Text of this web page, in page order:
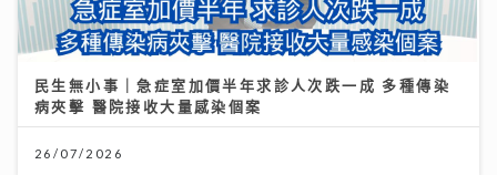
民生無小事｜急症室加價半年求診人次跌一成 多種傳染
病夾擊 醫院接收大量感染個案
26/07/2026